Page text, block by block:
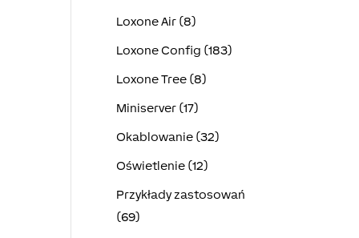
Loxone Air (8)
Loxone Config (183)
Loxone Tree (8)
Miniserver (17)
Okablowanie (32)
Oświetlenie (12)
Przykłady zastosowań
(69)